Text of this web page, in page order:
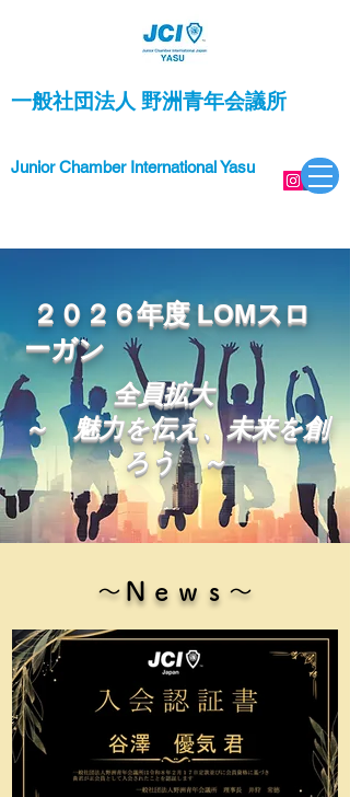
一般社団法人 野洲青年会議所
Junior Chamber International Yasu
２０２６年度 LOMスロ
ーガン
全員拡大
​～ 魅力を伝え、未来を創
ろう ～
​～Ｎｅｗｓ～